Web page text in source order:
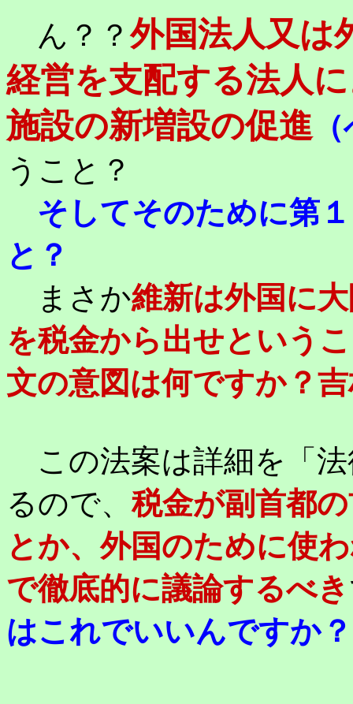
ん？？外国法人又は
経営を支配する法人
施設の新増設の促進
うこと？
そしてそのために第
と？
まさか維新は外国に
を税金から出せという
文の意図は何ですか？
この法案は詳細を「
るので、税金が副首都
とか、外国のために使
で徹底的に議論するべき
はこれでいいんですか？